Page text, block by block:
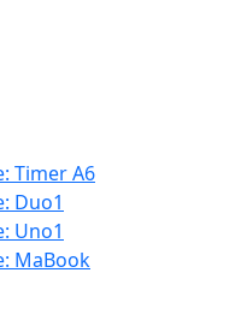
Timer A6
Duo1
Uno1
MaBook